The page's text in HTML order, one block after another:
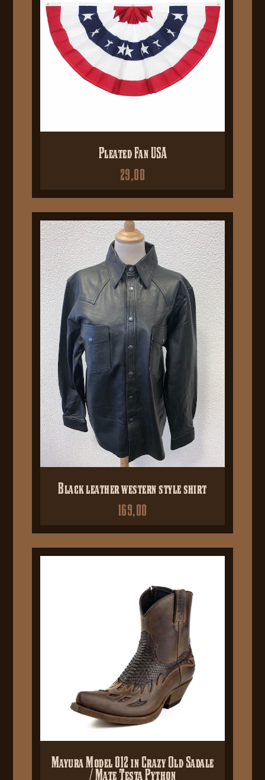
Pleated Fan USA
29,00
Black leather western style shirt
169,00
Mayura Model 012 in Crazy Old Sadale
/ Mate Testa Python